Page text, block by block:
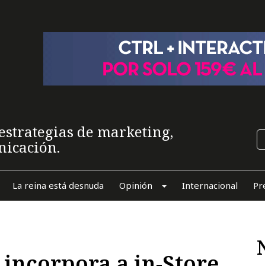
de marketing,
La reina está desnuda Opinión Internacional